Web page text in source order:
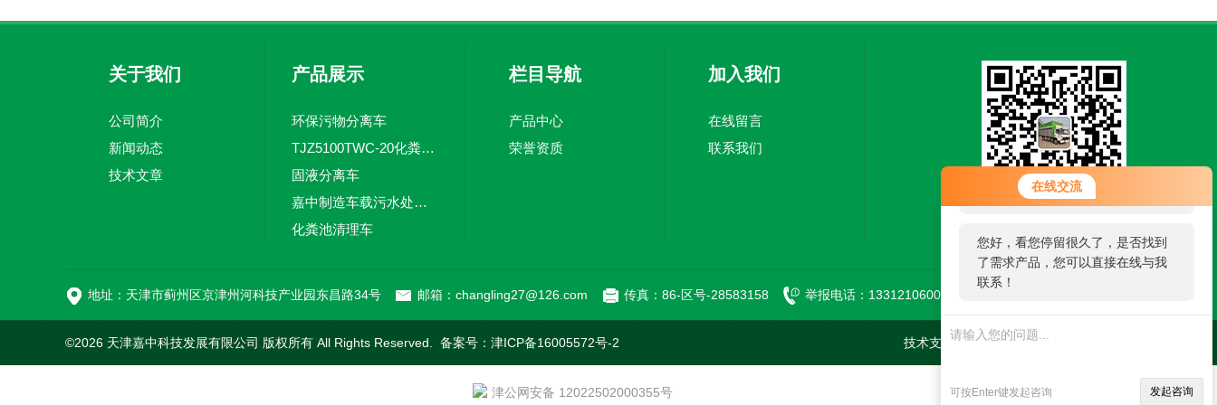
在线交流
您好！欢迎前来咨询，很高兴为您
服务，请问您要咨询什么问题呢？
您好，看您停留很久了，是否找到
了需求产品，您可以直接在线与我
联系！
可按Enter键发起咨询 发起咨询
关于我们
公司简介
新闻动态
技术文章
产品展示
环保污物分离车
TJZ5100TWC-20化粪池清淘车经济适用 废皮料
固液分离车
嘉中制造车载污水处理设备-环卫车 电动环卫车
化粪池清理车
栏目导航
产品中心
荣誉资质
加入我们
在线留言
联系我们
地址：天津市蓟州区京津州河科技产业园东昌路34号 邮箱：changling27@126.com 传真：86-区号-28583158 举报电话：13312106002
©2026 天津嘉中科技发展有限公司 版权所有 All Rights Reserved. 备案号： 津ICP备16005572号-2 技术支持：环保在线 管理登陆
津公网安备 12022502000355号